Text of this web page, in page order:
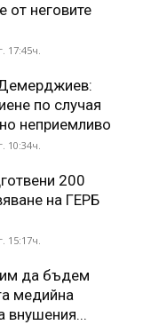
от неговите
17:45ч.
по случая
неприемливо
10:34ч.
200
на ГЕРБ
15:17ч.
да бъдем
медийна
внушения...